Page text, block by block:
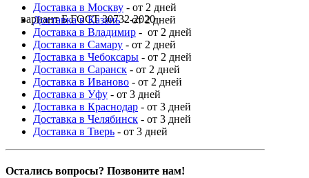
вариант Б ГОСТ 30732-2020
Доставка в Москву - от 2 дней
Доставка в Казань- от 2 дней
Доставка в Владимир - от 2 дней
Доставка в Самару - от 2 дней
Доставка в Чебоксары - от 2 дней
Доставка в Саранск - от 2 дней
Доставка в Иваново - от 2 дней
Доставка в Уфу - от 3 дней
Доставка в Краснодар - от 3 дней
Доставка в Челябинск - от 3 дней
Доставка в Тверь - от 3 дней
Остались вопросы? Позвоните нам!